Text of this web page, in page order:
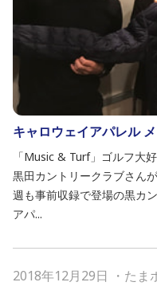
キャロウェイアパレル
「Music & Turf」ゴルフ大
黒田カントリークラブさん
週も事前収録で登場の黒カ
アパ...
2018年12月29日 ・ たま